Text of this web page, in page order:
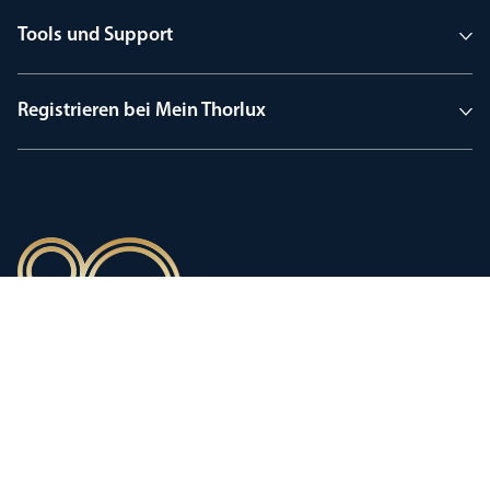
Tools und Support
Registrieren bei Mein Thorlux